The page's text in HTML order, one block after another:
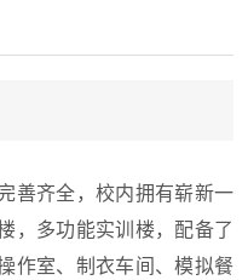
齐全，校内拥有崭新一
，多功能实训楼，配备了
作室、制衣车间、模拟餐